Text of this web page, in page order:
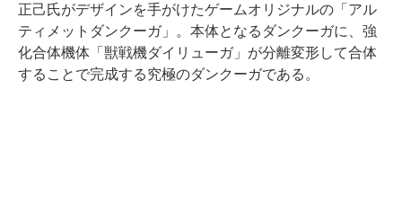
正己氏がデザインを手がけたゲームオリジナルの「アル
ティメットダンクーガ」。本体となるダンクーガに、強
化合体機体「獣戦機ダイリューガ」が分離変形して合体
することで完成する究極のダンクーガである。